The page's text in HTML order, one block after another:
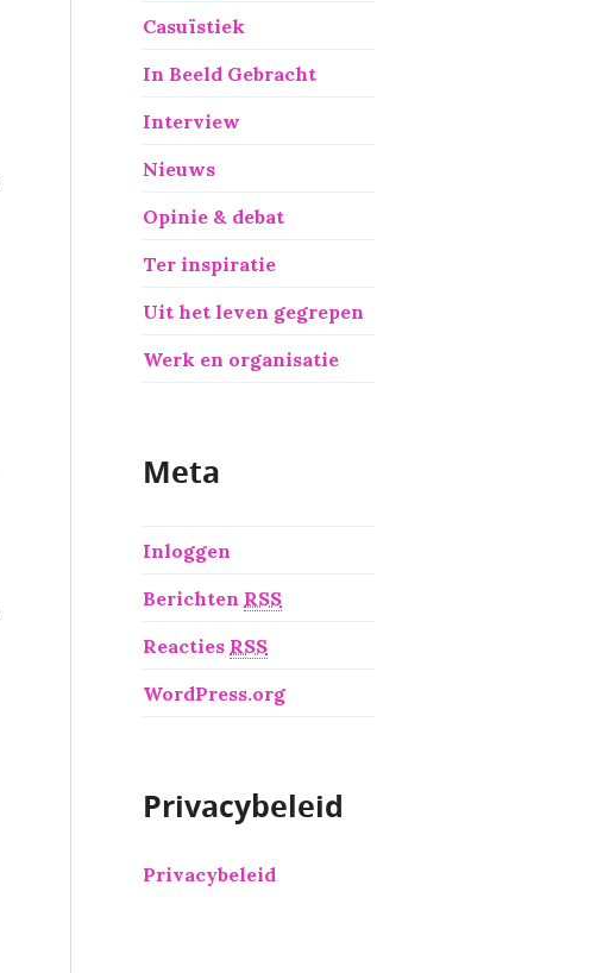
Casuïstiek
In Beeld Gebracht
Interview
Nieuws
Opinie & debat
Ter inspiratie
Uit het leven gegrepen
Werk en organisatie
Meta
Inloggen
Berichten RSS
Reacties RSS
WordPress.org
Privacybeleid
Privacybeleid